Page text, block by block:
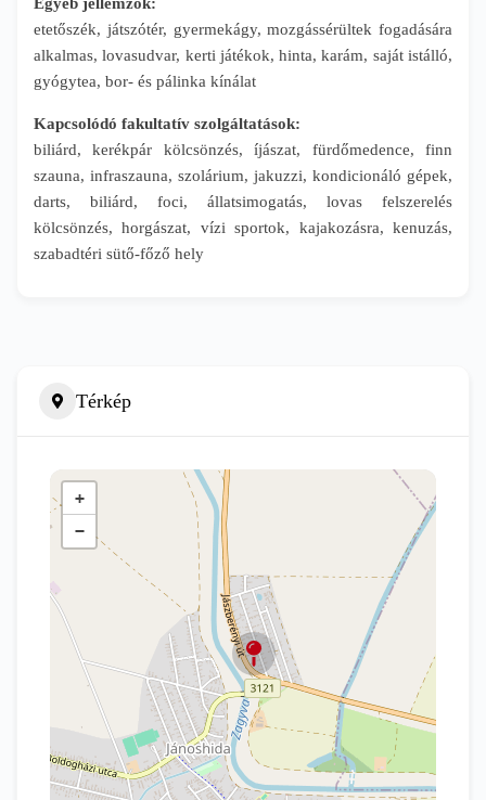
etetőszék, játszótér, gyermekágy, mozgássérültek fogadására
alkalmas, lovasudvar, kerti játékok, hinta, karám, saját istálló,
gyógytea, bor- és pálinka kínálat
Kapcsolódó fakultatív szolgáltatások:
biliárd, kerékpár kölcsönzés, íjászat, fürdőmedence, finn
szauna, infraszauna, szolárium, jakuzzi, kondicionáló gépek,
darts, biliárd, foci, állatsimogatás, lovas felszerelés
kölcsönzés, horgászat, vízi sportok, kajakozásra, kenuzás,
szabadtéri sütő-főző hely
Térkép
+
−